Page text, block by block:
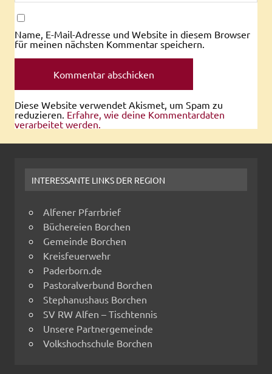
Name, E-Mail-Adresse und Website in diesem Browser
für meinen nächsten Kommentar speichern.
Diese Website verwendet Akismet, um Spam zu
reduzieren. Erfahre, wie deine Kommentardaten
verarbeitet werden.
INTERESSANTE LINKS DER REGION
Alfener Pfarrbrief
Büchereien Borchen
Gemeinde Borchen
Kreisfeuerwehr
Paderborn.de
Pastoralverbund Borchen
Stephanushaus Borchen
SV RW Alfen – Tischtennis
Unsere Partnergemeinde
Volkshochschule Borchen